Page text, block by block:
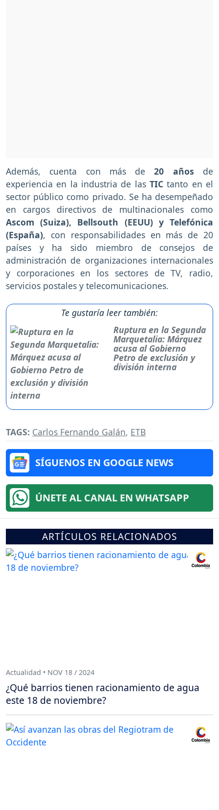
Además, cuenta con más de20 años de
experiencia en la industria de las TIC tanto en el
sector público como privado. Se ha desempeñado
en cargos directivos de multinacionales como
Ascom (Suiza), Bellsouth (EEUU) y Telefónica
(España), con responsabilidades en más de 20
países y ha sido miembro de consejos de
administración de organizaciones internacionales
y corporaciones en los sectores de TV, radio,
servicios postales y telecomunicaciones.
Te gustaría leer también:
Ruptura en la Segunda
Marquetalia: Márquez
acusa al Gobierno
Petro de exclusión y
división interna
TAGS: Carlos Fernando Galán, ETB
SÍGUENOS EN GOOGLE NEWS
ÚNETE AL CANAL EN WHATSAPP
ARTÍCULOS RELACIONADOS
Actualidad • NOV 18 / 2024
¿Qué barrios tienen racionamiento de agua
este 18 de noviembre?